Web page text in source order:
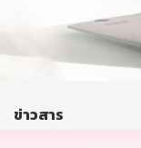
ติดต่อเรา
บริการออนไลน์
ข่าวสาร